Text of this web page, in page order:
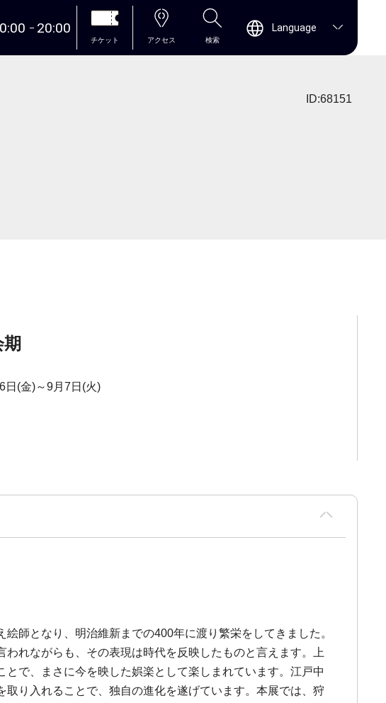
20:00
チケット アクセス 検索
Language
ID:68151
日(金)～9月7日(火)
師となり、明治維新までの400年に渡り繁栄をしてきました。
れながらも、その表現は時代を反映したものと言えます。上
で、まさに今を映した娯楽として楽しまれています。江戸中
り入れることで、独自の進化を遂げています。本展では、狩